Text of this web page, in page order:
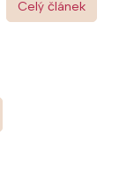
Celý článek